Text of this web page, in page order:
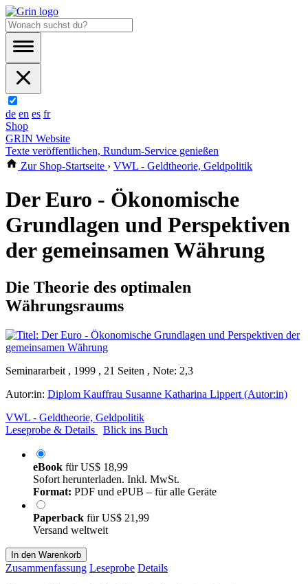
de en es fr
Shop
GRIN Website
Texte veröffentlichen, Rundum-Service genießen
Zur Shop-Startseite › VWL - Geldtheorie, Geldpolitik
Der Euro - Ökonomische
Grundlagen und Perspektiven
der gemeinsamen Währung
Die Theorie des optimalen
Währungsraums
Seminararbeit , 1999 , 21 Seiten , Note: 2,3
Autor:in: Diplom Kauffrau Susanne Katharina Lippert (Autor:in)
VWL - Geldtheorie, Geldpolitik
Leseprobe & Details
Blick ins Buch
eBook fürUS$ 18,99
Sofort herunterladen. Inkl. MwSt.
Format: PDF und ePUB – für alle Geräte
Paperback fürUS$ 21,99
Versand weltweit
In den Warenkorb
Zusammenfassung Leseprobe Details